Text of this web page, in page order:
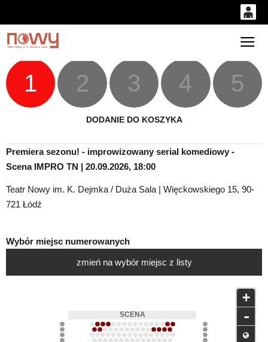
0,00
PLN
14
1 2 3 4 5
DODANIE DO KOSZYKA
Premiera sezonu! - improwizowany serial komediowy -
Scena IMPRO TN | 20.09.2026, 18:00
Teatr Nowy im. K. Dejmka / Duża Sala | Więckowskiego 15, 90-
721 Łódź
Wybór miejsc numerowanych
zmień na wybór miejsc z listy
+
-